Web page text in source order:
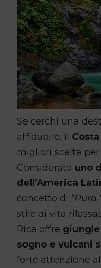
Se cerchi una
affidabile, il
migliori scelte
Considerato uno
dell’America
concetto di “Pura
stile di vita
Rica offre
sogno e vulcani
forte attenzione